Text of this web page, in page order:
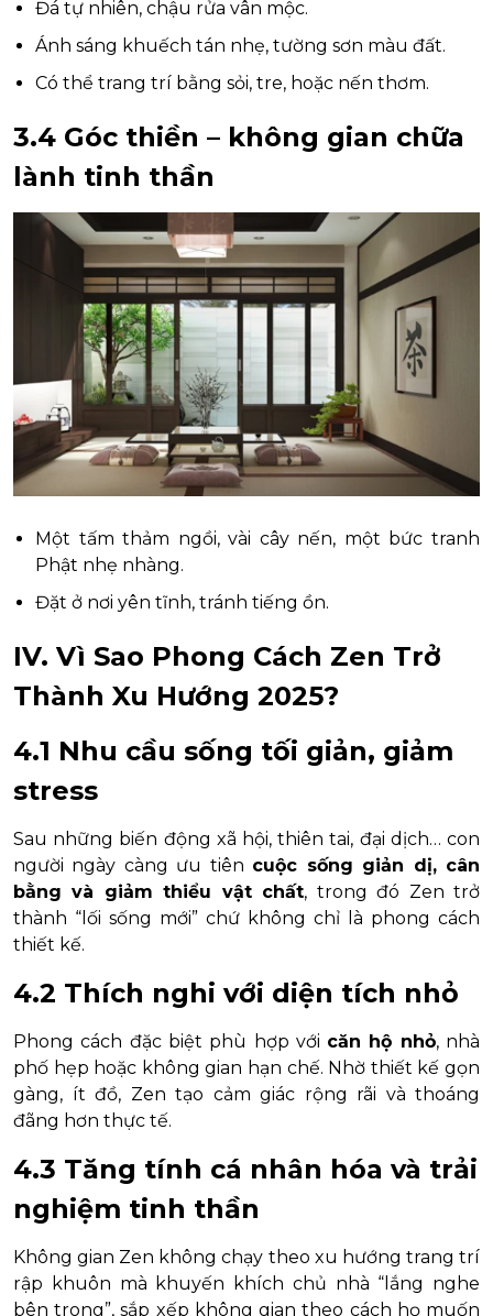
Đá tự nhiên, chậu rửa vân mộc.
Ánh sáng khuếch tán nhẹ, tường sơn màu đất.
Có thể trang trí bằng sỏi, tre, hoặc nến thơm.
3.4 Góc thiền – không gian chữa
lành tinh thần
Một tấm thảm ngồi, vài cây nến, một bức tranh
Phật nhẹ nhàng.
Đặt ở nơi yên tĩnh, tránh tiếng ồn.
IV. Vì Sao Phong Cách Zen Trở
Thành Xu Hướng 2025?
4.1 Nhu cầu sống tối giản, giảm
stress
Sau những biến động xã hội, thiên tai, đại dịch… con
người ngày càng ưu tiên cuộc sống giản dị, cân
bằng và giảm thiểu vật chất, trong đó Zen trở
thành “lối sống mới” chứ không chỉ là phong cách
thiết kế.
4.2 Thích nghi với diện tích nhỏ
Phong cách đặc biệt phù hợp với căn hộ nhỏ, nhà
phố hẹp hoặc không gian hạn chế. Nhờ thiết kế gọn
gàng, ít đồ, Zen tạo cảm giác rộng rãi và thoáng
đãng hơn thực tế.
4.3 Tăng tính cá nhân hóa và trải
nghiệm tinh thần
Không gian Zen không chạy theo xu hướng trang trí
rập khuôn mà khuyến khích chủ nhà “lắng nghe
bên trong”, sắp xếp không gian theo cách họ muốn